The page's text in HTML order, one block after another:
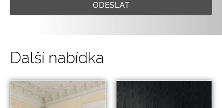
ODESLAT
Další nabídka